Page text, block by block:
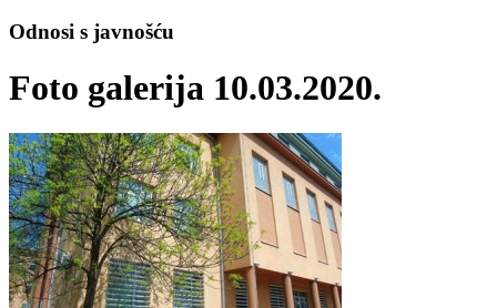
Odnosi s javnošću
Foto galerija 10.03.2020.